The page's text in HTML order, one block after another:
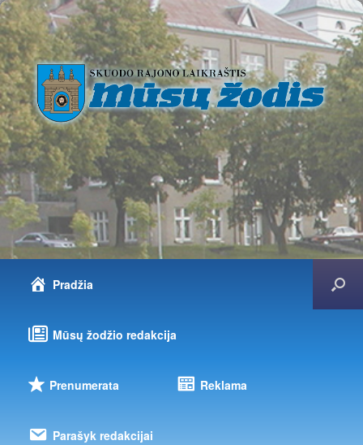
Pradžia
Mūsų žodžio redakcija
Prenumerata Reklama
Parašyk redakcijai